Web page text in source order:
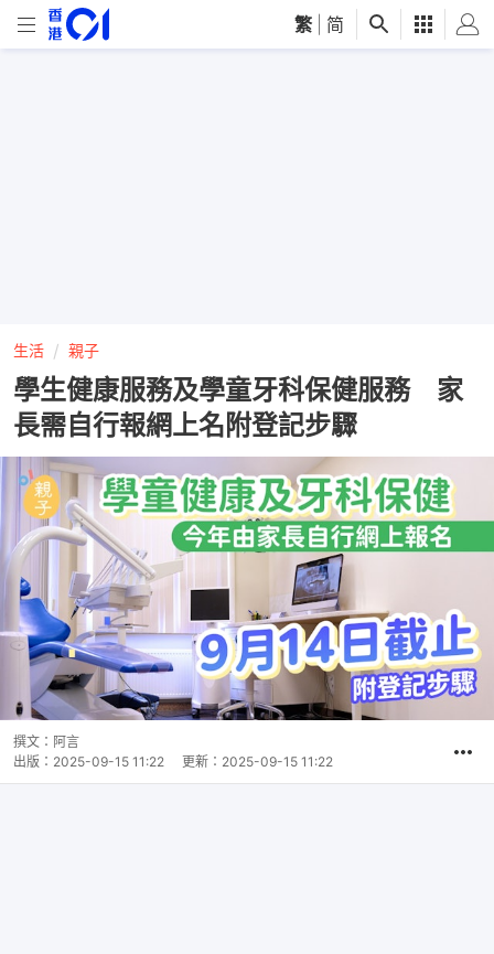
繁 简
生活 親子
學生健康服務及學童牙科保健服務 家
長需自行報網上名附登記步驟
撰文： 阿言
出版： 2025-09-15 11:22 更新： 2025-09-15 11:22